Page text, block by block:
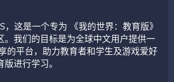
，这是一个专为 《我的世界：教育版》
。我们的目标是为全球中文用户提供一
的平台，助力教育者和学生及游戏爱好
进行学习。